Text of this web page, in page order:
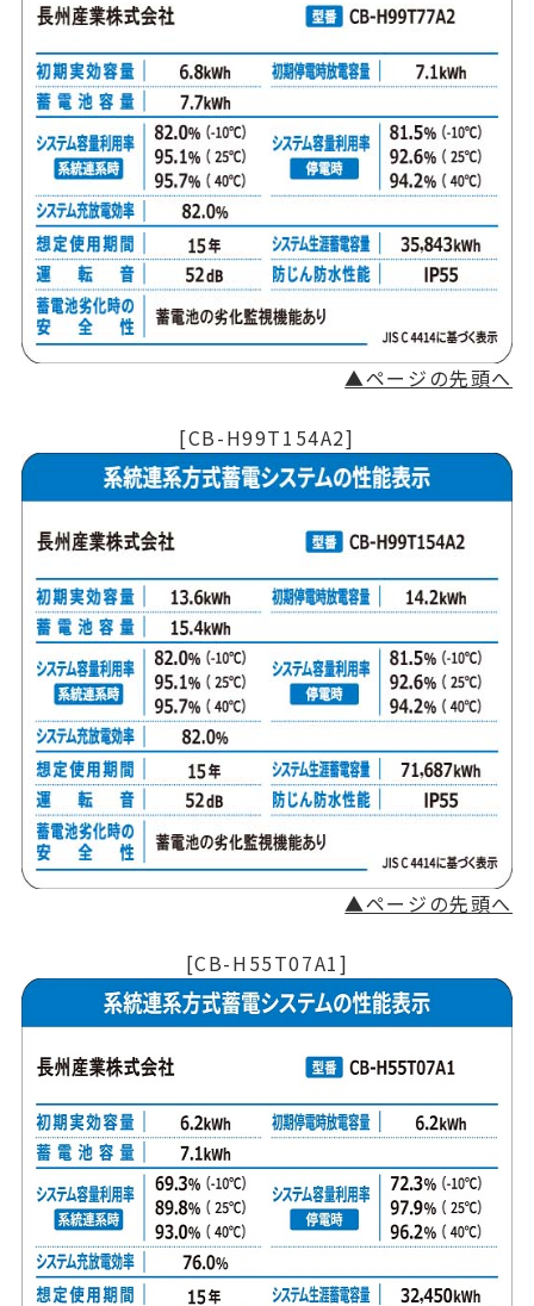
▲ページの先頭へ
[CB-H99T154A2]
▲ページの先頭へ
[CB-H55T07A1]